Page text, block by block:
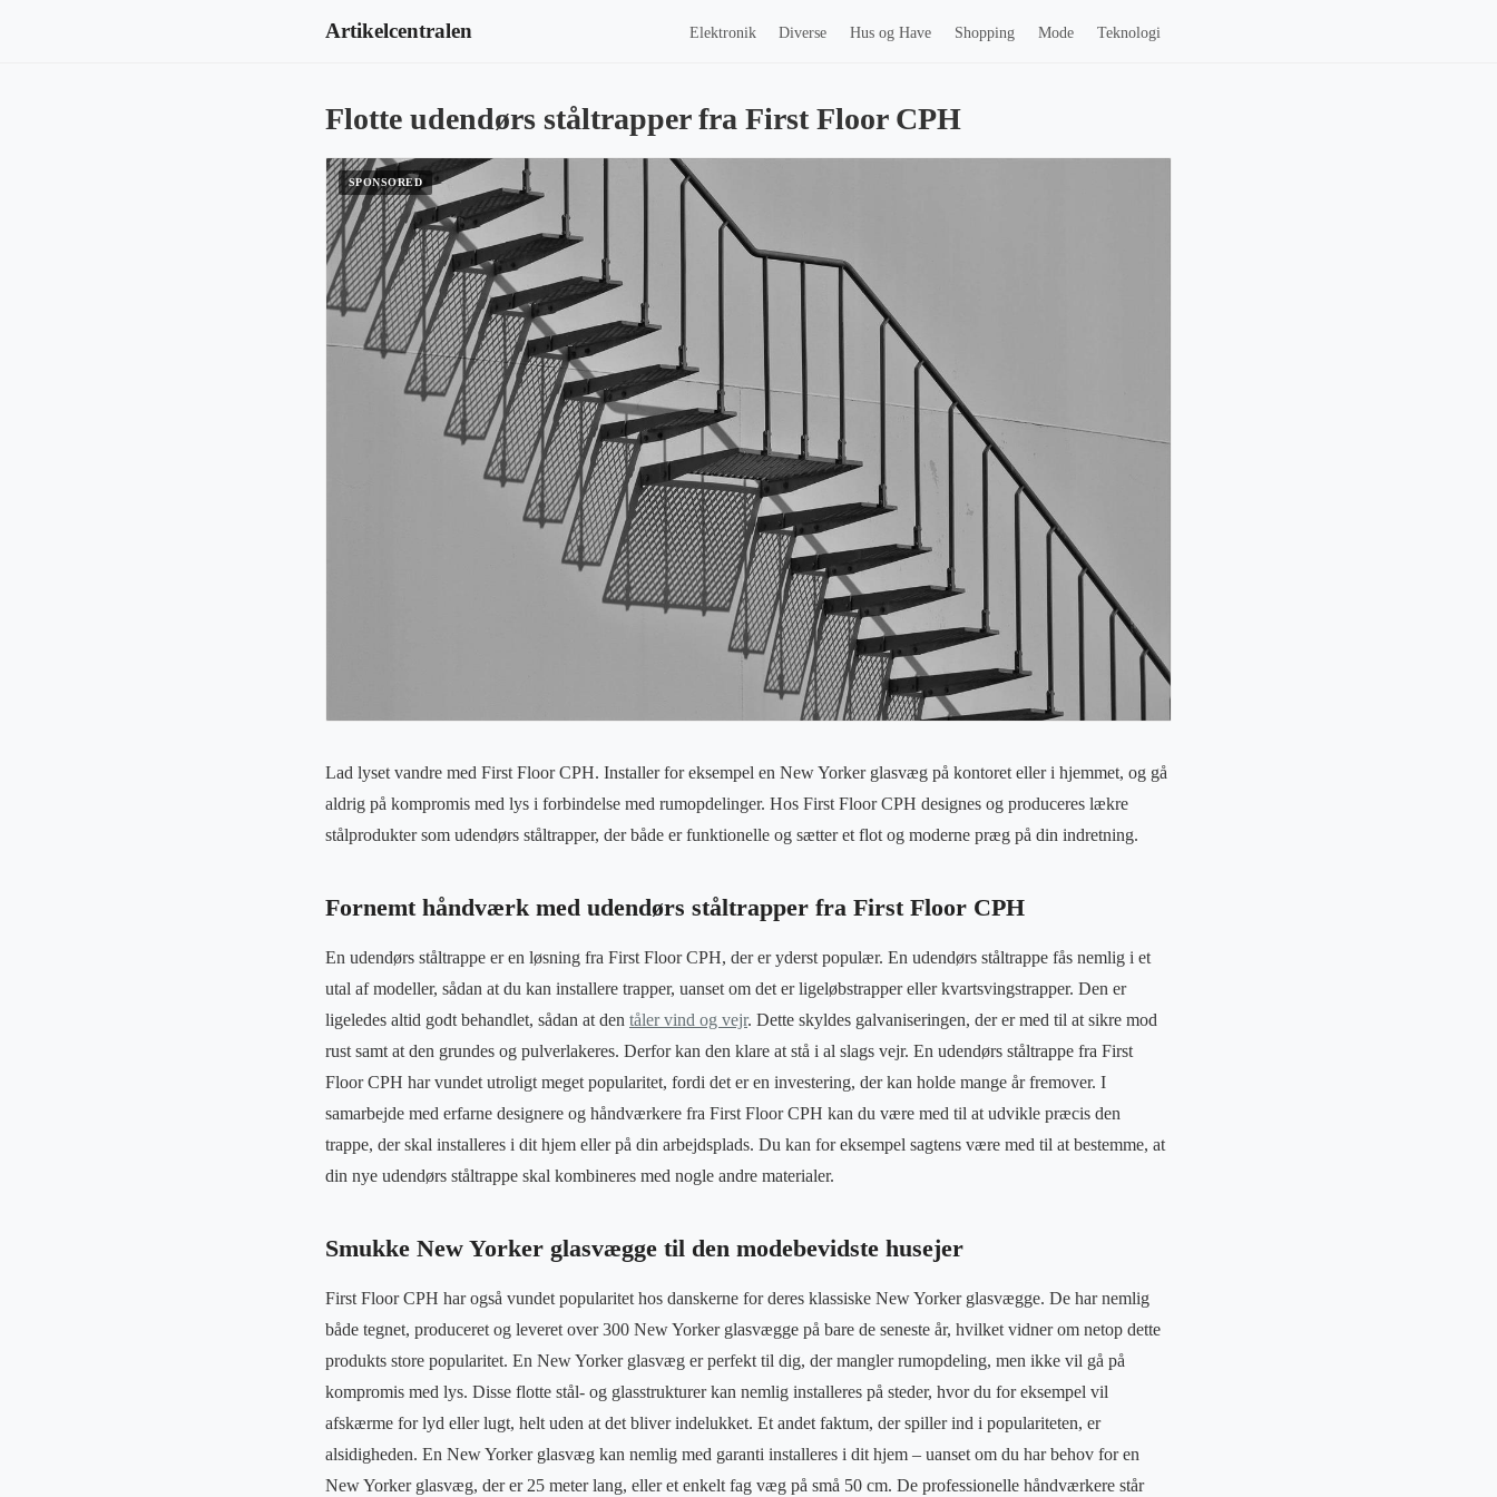
Artikelcentralen Elektronik Diverse Hus og Have Shopping Mode Teknologi
Flotte udendørs ståltrapper fra First Floor CPH
Lad lyset vandre med First Floor CPH. Installer for eksempel en New Yorker glasvæg på kontoret eller i hjemmet, og gå
aldrig på kompromis med lys i forbindelse med rumopdelinger. Hos First Floor CPH designes og produceres lækre
stålprodukter som udendørs ståltrapper, der både er funktionelle og sætter et flot og moderne præg på din indretning.
Fornemt håndværk med udendørs ståltrapper fra First Floor CPH
En udendørs ståltrappe er en løsning fra First Floor CPH, der er yderst populær. En udendørs ståltrappe fås nemlig i et
utal af modeller, sådan at du kan installere trapper, uanset om det er ligeløbstrapper eller kvartsvingstrapper. Den er
ligeledes altid godt behandlet, sådan at den tåler vind og vejr. Dette skyldes galvaniseringen, der er med til at sikre mod
rust samt at den grundes og pulverlakeres. Derfor kan den klare at stå i al slags vejr. En udendørs ståltrappe fra First
Floor CPH har vundet utroligt meget popularitet, fordi det er en investering, der kan holde mange år fremover. I
samarbejde med erfarne designere og håndværkere fra First Floor CPH kan du være med til at udvikle præcis den
trappe, der skal installeres i dit hjem eller på din arbejdsplads. Du kan for eksempel sagtens være med til at bestemme, at
din nye udendørs ståltrappe skal kombineres med nogle andre materialer.
Smukke New Yorker glasvægge til den modebevidste husejer
First Floor CPH har også vundet popularitet hos danskerne for deres klassiske New Yorker glasvægge. De har nemlig
både tegnet, produceret og leveret over 300 New Yorker glasvægge på bare de seneste år, hvilket vidner om netop dette
produkts store popularitet. En New Yorker glasvæg er perfekt til dig, der mangler rumopdeling, men ikke vil gå på
kompromis med lys. Disse flotte stål- og glasstrukturer kan nemlig installeres på steder, hvor du for eksempel vil
afskærme for lyd eller lugt, helt uden at det bliver indelukket. Et andet faktum, der spiller ind i populariteten, er
alsidigheden. En New Yorker glasvæg kan nemlig med garanti installeres i dit hjem – uanset om du har behov for en
New Yorker glasvæg, der er 25 meter lang, eller et enkelt fag væg på små 50 cm. De professionelle håndværkere står